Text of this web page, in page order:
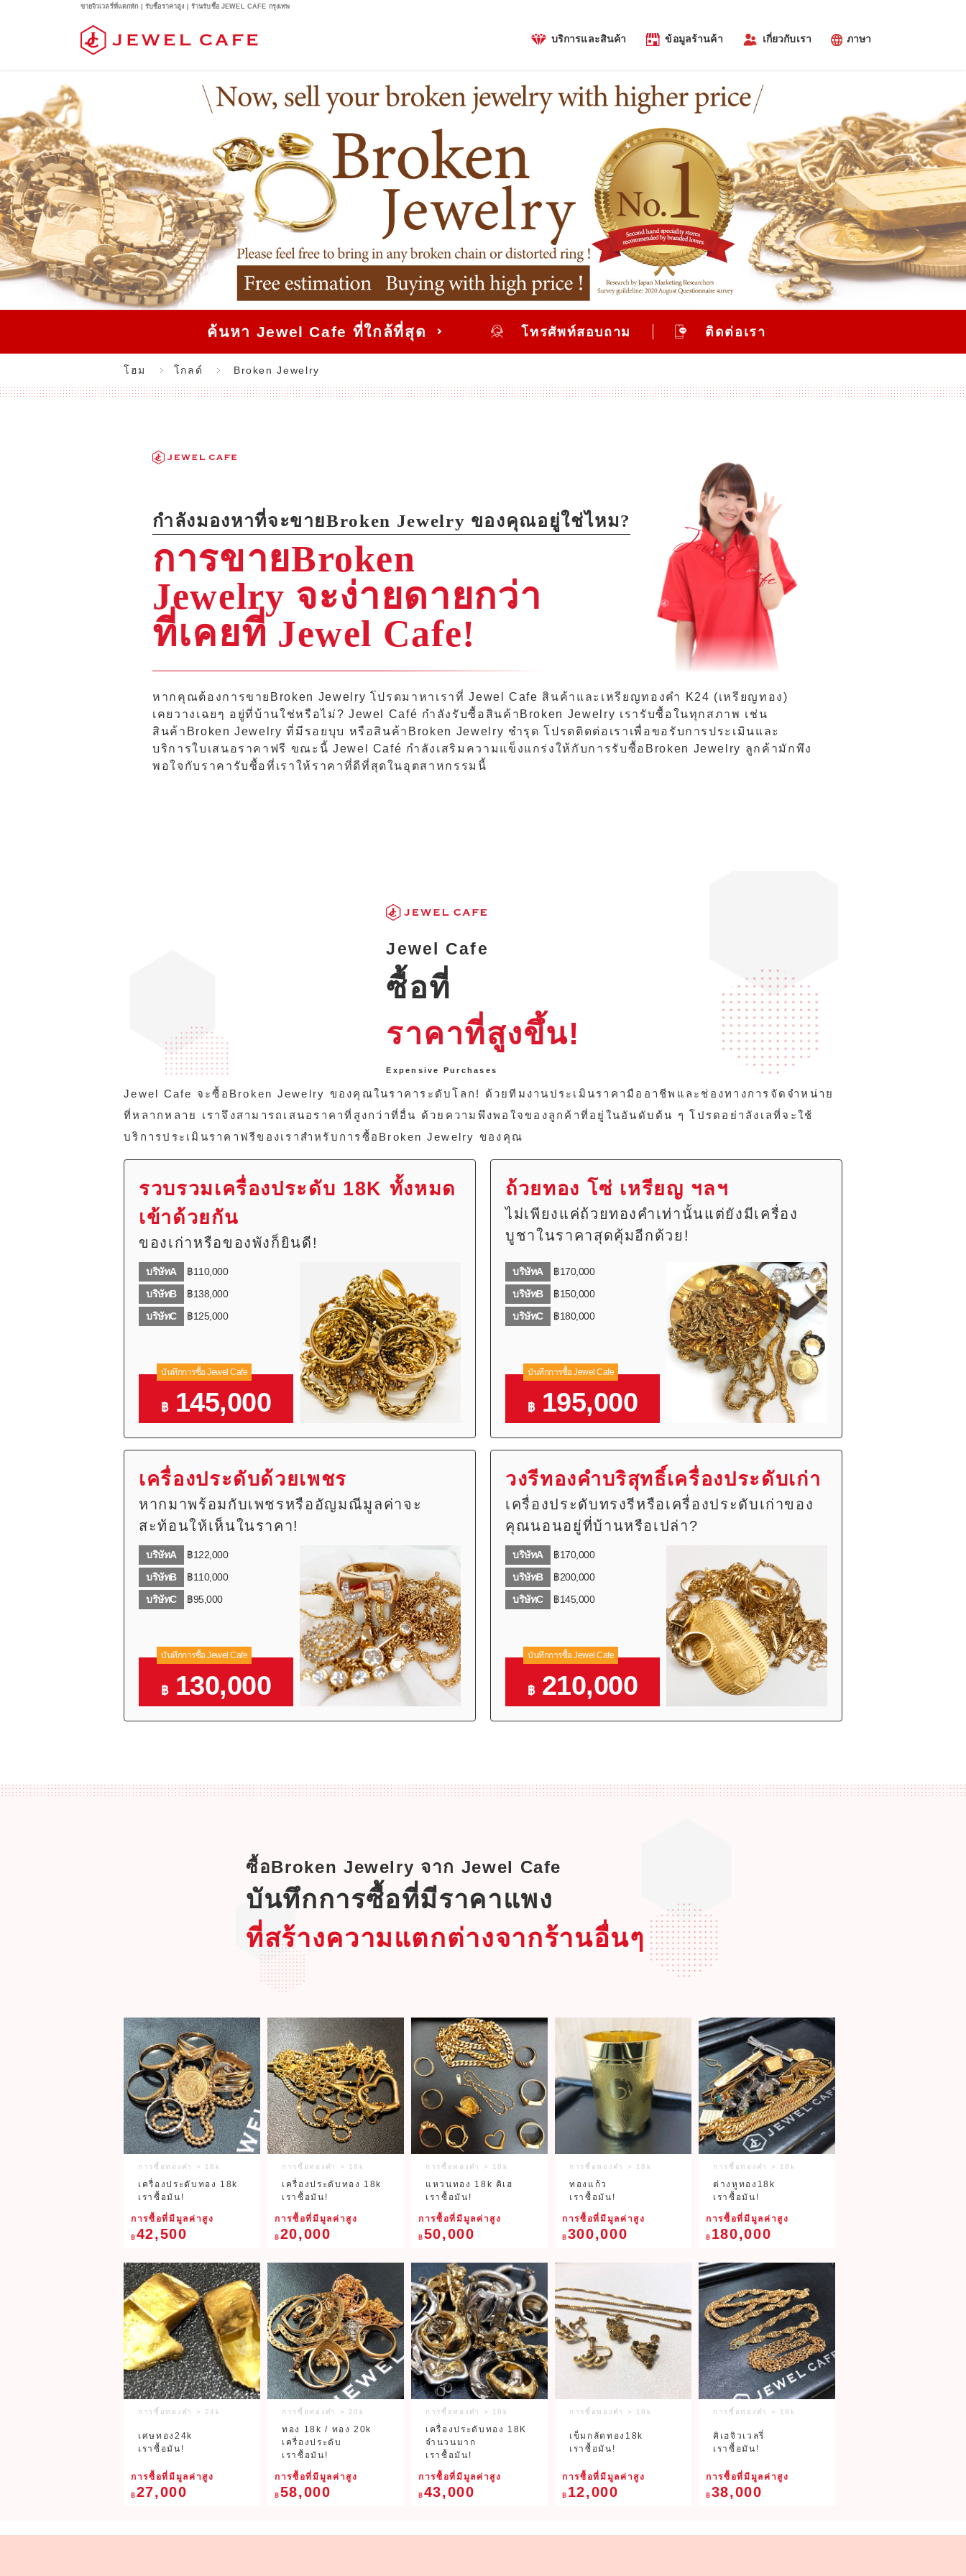
ขายจิวเวลรี่ที่แตกหัก | รับซื้อราคาสูง | ร้านรับซื้อ JEWEL CAFE กรุงเทพ
บริการและสินค้า ข้อมูลร้านค้า เกี่ยวกับเรา ภาษา
ค้นหา Jewel Cafe ที่ใกล้ที่สุด โทรศัพท์สอบถาม ติดต่อเรา
โฮม โกลด์ Broken Jewelry
กำลังมองหาที่จะขายBroken Jewelry ของคุณอยู่ใช่ไหม?
การขายBroken
Jewelry จะง่ายดายกว่า
ที่เคยที่ Jewel Cafe!
หากคุณต้องการขายBroken Jewelry โปรดมาหาเราที่ Jewel Cafe สินค้าและเหรียญทองคำ K24 (เหรียญทอง)
เคยวางเฉยๆ อยู่ที่บ้านใช่หรือไม่? Jewel Café กำลังรับซื้อสินค้าBroken Jewelry เรารับซื้อในทุกสภาพ เช่น
สินค้าBroken Jewelry ที่มีรอยบุบ หรือสินค้าBroken Jewelry ชำรุด โปรดติดต่อเราเพื่อขอรับการประเมินและ
บริการใบเสนอราคาฟรี ขณะนี้ Jewel Café กำลังเสริมความแข็งแกร่งให้กับการรับซื้อBroken Jewelry ลูกค้ามักพึง
พอใจกับราคารับซื้อที่เราให้ราคาที่ดีที่สุดในอุตสาหกรรมนี้
Jewel Cafe
ซื้อที่
ราคาที่สูงขึ้น!
Expensive Purchases
Jewel Cafe จะซื้อBroken Jewelry ของคุณในราคาระดับโลก! ด้วยทีมงานประเมินราคามืออาชีพและช่องทางการจัดจำหน่าย
ที่หลากหลาย เราจึงสามารถเสนอราคาที่สูงกว่าที่อื่น ด้วยความพึงพอใจของลูกค้าที่อยู่ในอันดับต้น ๆ โปรดอย่าลังเลที่จะใช้
บริการประเมินราคาฟรีของเราสำหรับการซื้อBroken Jewelry ของคุณ
รวบรวมเครื่องประดับ 18K ทั้งหมด
เข้าด้วยกัน
ของเก่าหรือของพังก็ยินดี!
บริษัทA
฿110,000
บริษัทB
฿138,000
บริษัทC
฿125,000
บันทึกการซื้อ Jewel Cafe
฿145,000
ถ้วยทอง โซ่ เหรียญ ฯลฯ
ไม่เพียงแค่ถ้วยทองคำเท่านั้นแต่ยังมีเครื่อง
บูชาในราคาสุดคุ้มอีกด้วย!
บริษัทA
฿170,000
บริษัทB
฿150,000
บริษัทC
฿180,000
บันทึกการซื้อ Jewel Cafe
฿195,000
เครื่องประดับด้วยเพชร
หากมาพร้อมกับเพชรหรืออัญมณีมูลค่าจะ
สะท้อนให้เห็นในราคา!
บริษัทA
฿122,000
บริษัทB
฿110,000
บริษัทC
฿95,000
บันทึกการซื้อ Jewel Cafe
฿130,000
วงรีทองคำบริสุทธิ์เครื่องประดับเก่า
เครื่องประดับทรงรีหรือเครื่องประดับเก่าของ
คุณนอนอยู่ที่บ้านหรือเปล่า?
บริษัทA
฿170,000
บริษัทB
฿200,000
บริษัทC
฿145,000
บันทึกการซื้อ Jewel Cafe
฿210,000
ซื้อBroken Jewelry จาก Jewel Cafe
บันทึกการซื้อที่มีราคาแพง
ที่สร้างความแตกต่างจากร้านอื่นๆ
การซื้อทองคำ > 18k
เครื่องประดับทอง 18k
เราซื้อมัน!
การซื้อที่มีมูลค่าสูง
฿42,500
การซื้อทองคำ > 18k
เครื่องประดับทอง 18k
เราซื้อมัน!
การซื้อที่มีมูลค่าสูง
฿20,000
การซื้อทองคำ > 18k
แหวนทอง 18k คิเฮ
เราซื้อมัน!
การซื้อที่มีมูลค่าสูง
฿50,000
การซื้อทองคำ > 18k
ทองแก้ว
เราซื้อมัน!
การซื้อที่มีมูลค่าสูง
฿300,000
การซื้อทองคำ > 18k
ต่างหูทอง18k
เราซื้อมัน!
การซื้อที่มีมูลค่าสูง
฿ 180,000
การซื้อทองคำ > 24k
เศษทอง24k
เราซื้อมัน!
การซื้อที่มีมูลค่าสูง
฿27,000
การซื้อทองคำ > 20k
ทอง 18k / ทอง 20k
เครื่องประดับ
เราซื้อมัน!
การซื้อที่มีมูลค่าสูง
฿58,000
การซื้อทองคำ > 18k
เครื่องประดับทอง 18K
จำนวนมาก
เราซื้อมัน!
การซื้อที่มีมูลค่าสูง
฿43,000
การซื้อทองคำ > 18k
เข็มกลัดทอง18k
เราซื้อมัน!
การซื้อที่มีมูลค่าสูง
฿ 12,000
การซื้อทองคำ > 18k
คิเฮจิวเวลรี่
เราซื้อมัน!
การซื้อที่มีมูลค่าสูง
฿38,000